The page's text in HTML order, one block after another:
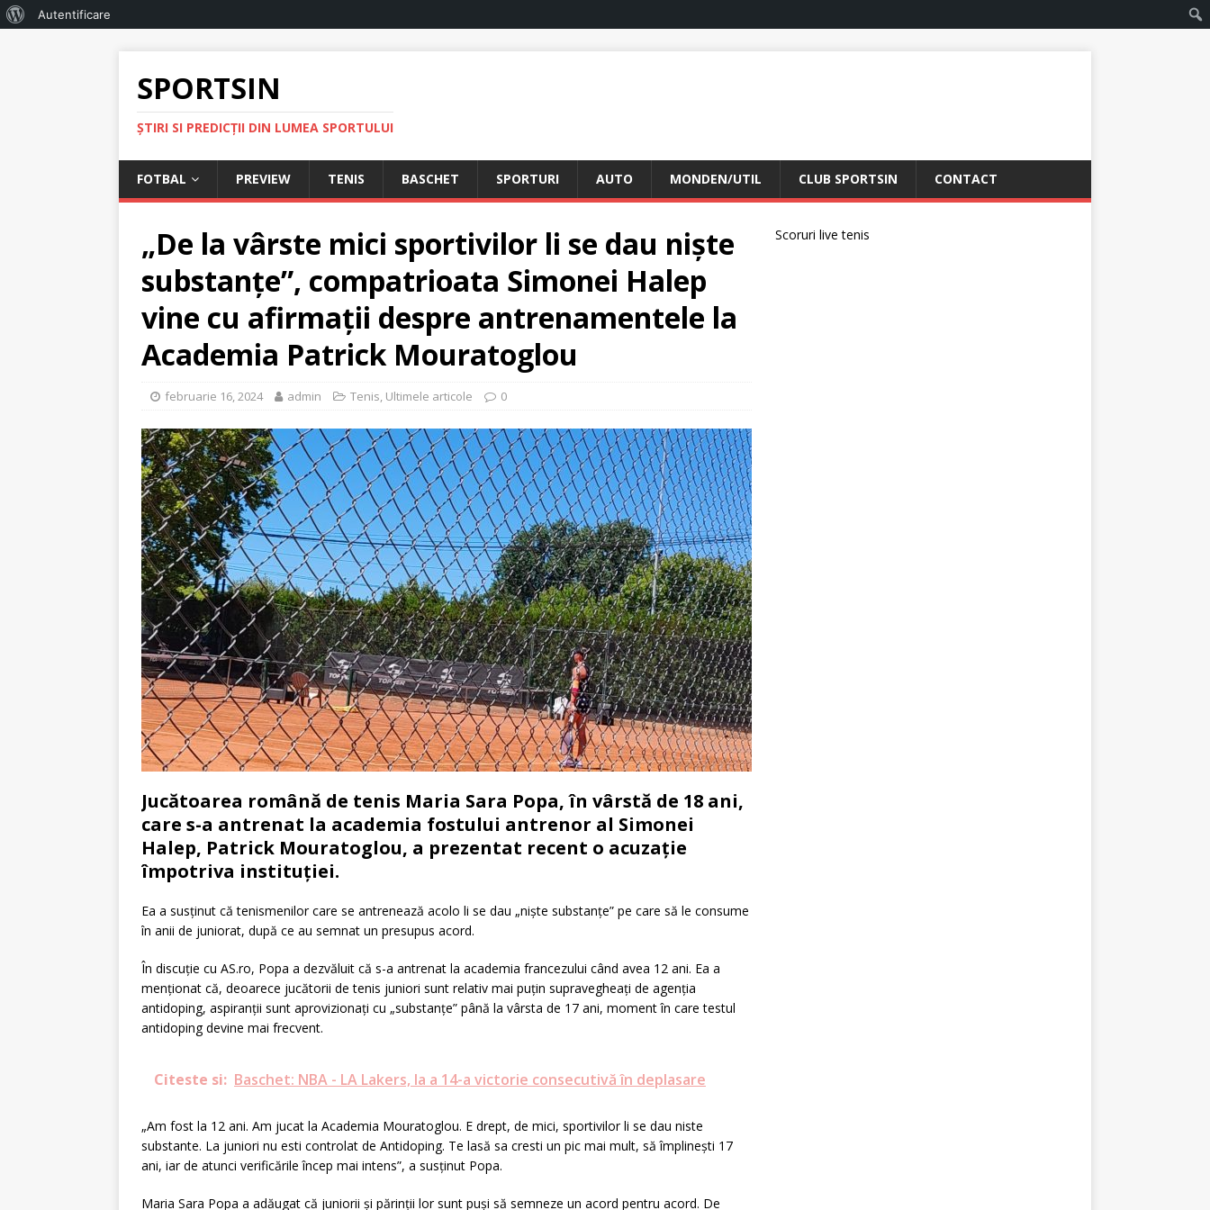
Autentificare
SPORTSIN
ŞTIRI SI PREDICŢII DIN LUMEA SPORTULUI
FOTBAL PREVIEW TENIS BASCHET SPORTURI AUTO MONDEN/UTIL CLUB SPORTSIN CONTACT
„De la vârste mici sportivilor li se dau niște
substanțe”, compatrioata Simonei Halep
vine cu afirmații despre antrenamentele la
Academia Patrick Mouratoglou
februarie 16, 2024 admin Tenis, Ultimele articole 0
Jucătoarea română de tenis Maria Sara Popa, în vârstă de 18 ani,
care s-a antrenat la academia fostului antrenor al Simonei
Halep, Patrick Mouratoglou, a prezentat recent o acuzație
împotriva instituției.
Ea a susținut că tenismenilor care se antrenează acolo li se dau „niște substanțe” pe care să le consume
în anii de juniorat, după ce au semnat un presupus acord.
În discuție cu AS.ro, Popa a dezvăluit că s-a antrenat la academia francezului când avea 12 ani. Ea a
menționat că, deoarece jucătorii de tenis juniori sunt relativ mai puțin supravegheați de agenția
antidoping, aspiranții sunt aprovizionați cu „substanțe” până la vârsta de 17 ani, moment în care testul
antidoping devine mai frecvent.
Citeste si: Baschet: NBA - LA Lakers, la a 14-a victorie consecutivă în deplasare
„Am fost la 12 ani. Am jucat la Academia Mouratoglou. E drept, de mici, sportivilor li se dau niste
substante. La juniori nu esti controlat de Antidoping. Te lasă sa cresti un pic mai mult, să împlinești 17
ani, iar de atunci verificările încep mai intens”, a susținut Popa.
Maria Sara Popa a adăugat că juniorii și părinții lor sunt puși să semneze un acord pentru acord. De
Scoruri live tenis